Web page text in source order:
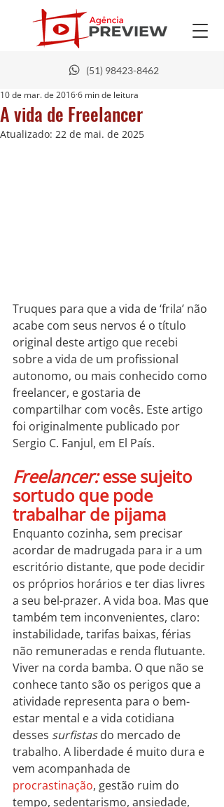
(51) 98423-8462
A vida de Freelancer
10 de mar. de 20166 min de leitura
Atualizado: 22 de mai. de 2025
Truques para que a vida de ‘frila’ não
acabe com seus nervos é o título
original deste artigo que recebi
sobre a vida de um profissional
autonomo, ou mais conhecido como
freelancer, e gostaria de
compartilhar com vocês. Este artigo
foi originalmente publicado por
Sergio C. Fanjul, em El País.
Freelancer: esse sujeito
sortudo que pode
trabalhar de pijama
Enquanto cozinha, sem precisar
acordar de madrugada para ir a um
escritório distante, que pode decidir
os próprios horários e ter dias livres
a seu bel-prazer. A vida boa. Mas que
também tem inconvenientes, claro:
instabilidade, tarifas baixas, férias
não remuneradas e renda flutuante.
Viver na corda bamba. O que não se
conhece tanto são os perigos que a
atividade representa para o bem-
estar mental e a vida cotidiana
desses surfistas do mercado de
trabalho. A liberdade é muito dura e
vem acompanhada de
procrastinação, gestão ruim do
tempo, sedentarismo, ansiedade,